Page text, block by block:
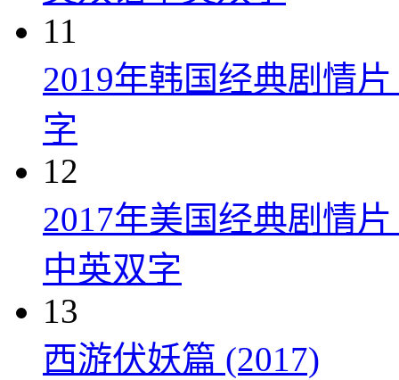
11
2019年韩国经典剧情
字
12
2017年美国经典剧情
中英双字
13
西游伏妖篇 (2017)